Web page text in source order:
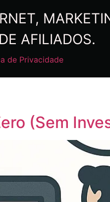
AFILIADOS.
de Privacidade
(Sem